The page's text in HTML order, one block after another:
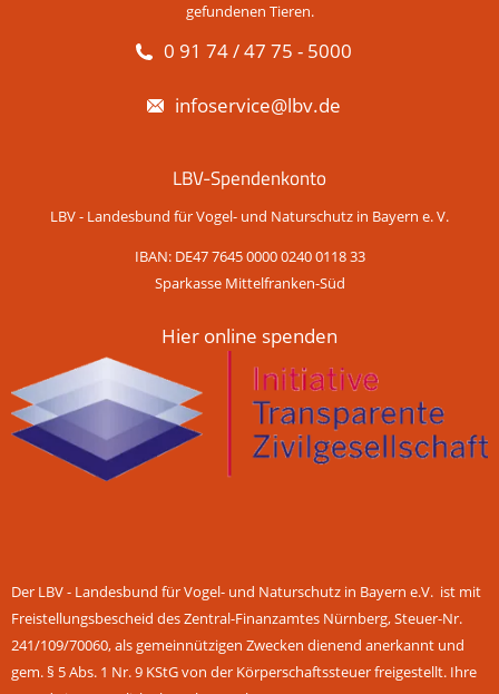
gefundenen Tieren.
0 91 74 / 47 75 - 5000
infoservice@lbv.de
LBV-Spendenkonto
LBV - Landesbund für Vogel- und Naturschutz in Bayern e. V.
IBAN: DE47 7645 0000 0240 0118 33
Sparkasse Mittelfranken-Süd
Hier online spenden
Der LBV - Landesbund für Vogel- und Naturschutz in Bayern e.V. ist mit
Freistellungsbescheid des Zentral-Finanzamtes Nürnberg, Steuer-Nr.
241/109/70060, als gemeinnützigen Zwecken dienend anerkannt und
gem. § 5 Abs. 1 Nr. 9 KStG von der Körperschaftssteuer freigestellt. Ihre